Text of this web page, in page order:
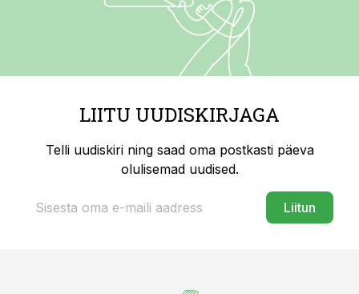
LIITU UUDISKIRJAGA
Telli uudiskiri ning saad oma postkasti päeva
olulisemad uudised.
Liitun